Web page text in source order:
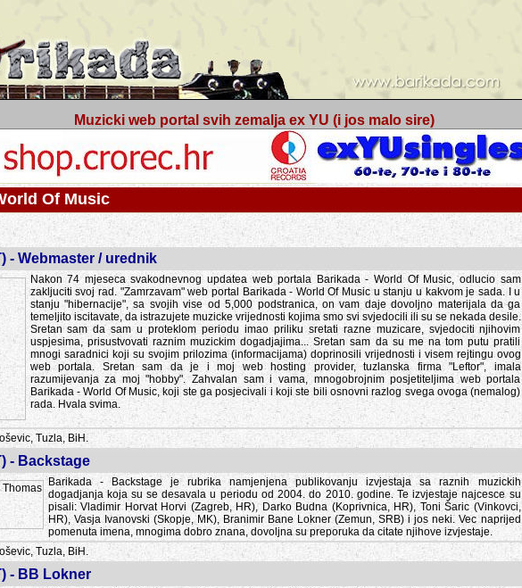
Muzicki web portal svih zemalja ex YU (i jos malo sire)
Of Music
- Webmaster / urednik
Nakon 74 mjeseca svakodnevnog updatea web portala Barikada - World Of Music, odlucio sam
zakljuciti svoj rad. "Zamrzavam" web portal Barikada - World Of Music u stanju u kakvom je sada. I u
stanju "hibernacije", sa svojih vise od 5,000 podstranica, on vam daje dovoljno materijala da ga
temeljito iscitavate, da istrazujete muzicke vrijednosti kojima smo svi svjedocili ili su se nekada desile.
Sretan sam da sam u proteklom periodu imao priliku sretati razne muzicare, svjedociti njihovim
uspjesima, prisustvovati raznim muzickim dogadjajima... Sretan sam da su me na tom putu pratili
mnogi saradnici koji su svojim prilozima (informacijama) doprinosili vrijednosti i visem rejtingu ovog
web portala. Sretan sam da je i moj web hosting provider, tuzlanska firma "Leftor", imala
razumijevanja za moj "hobby". Zahvalan sam i vama, mnogobrojnim posjetiteljima web portala
Barikada - World Of Music, koji ste ga posjecivali i koji ste bili osnovni razlog svega ovoga (nemalog)
rada. Hvala svima.
Tuzla, BiH.
- Backstage
Barikada - Backstage je rubrika namjenjena publikovanju izvjestaja sa raznih muzickih
dogadjanja koja su se desavala u periodu od 2004. do 2010. godine. Te izvjestaje najcesce su
pisali: Vladimir Horvat Horvi (Zagreb, HR), Darko Budna (Koprivnica, HR), Toni Šaric (Vinkovci,
HR), Vasja Ivanovski (Skopje, MK), Branimir Bane Lokner (Zemun, SRB) i jos neki. Vec naprijed
pomenuta imena, mnogima dobro znana, dovoljna su preporuka da citate njihove izvjestaje.
Tuzla, BiH.
- BB Lokner